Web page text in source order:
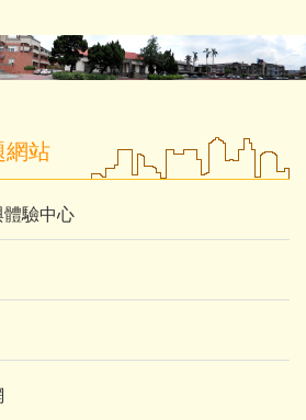
網站
體驗中心